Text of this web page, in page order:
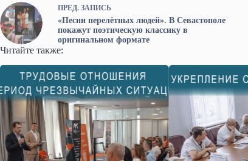
ПРЕД. ЗАПИСЬ
«Песни перелётных людей». В Севастополе
покажут поэтическую классику в
оригинальном формате
Читайте также: